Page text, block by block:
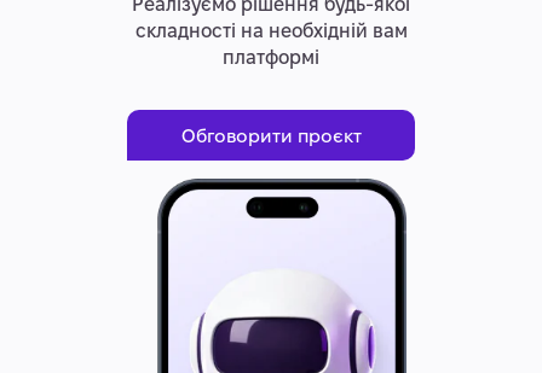
Реалізуємо рішення будь-якої
складності на необхідній вам
платформі
Обговорити проєкт